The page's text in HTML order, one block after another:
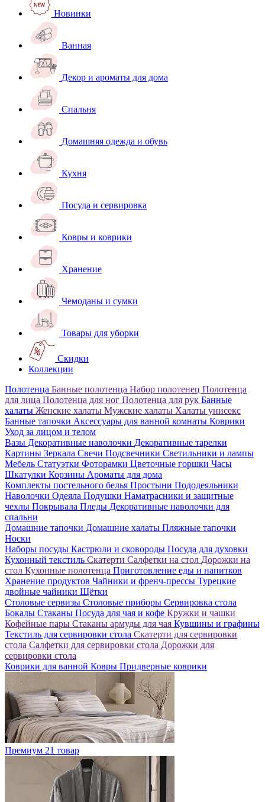
Новинки
Ванная
Декор и ароматы для дома
Спальня
Домашняя одежда и обувь
Кухня
Посуда и сервировка
Ковры и коврики
Хранение
Чемоданы и сумки
Товары для уборки
Скидки
Коллекции
Полотенца Банные полотенца Набор полотенец Полотенца
для лица Полотенца для ног Полотенца для рук Банные
халаты Женские халаты Мужские халаты Халаты унисекс
Банные тапочки Аксессуары для ванной комнаты Коврики
Уход за лицом и телом
Вазы Декоративные наволочки Декоративные тарелки
Картины Зеркала Свечи Подсвечники Светильники и лампы
Мебель Статуэтки Фоторамки Цветочные горшки Часы
Шкатулки Корзины Ароматы для дома
Комплекты постельного белья Простыни Пододеяльники
Наволочки Одеяла Подушки Наматрасники и защитные
чехлы Покрывала Пледы Декоративные наволочки для
спальни
Домашние тапочки Домашние халаты Пляжные тапочки
Носки
Наборы посуды Кастрюли и сковороды Посуда для духовки
Кухонный текстиль Скатерти Салфетки на стол Дорожки на
стол Кухонные полотенца Приготовление еды и напитков
Хранение продуктов Чайники и френч-прессы Турецкие
двойные чайники Щётки
Столовые сервизы Столовые приборы Сервировка стола
Бокалы Стаканы Посуда для чая и кофе Кружки и чашки
Кофейные пары Стаканы армуды для чая Кувшины и графины
Текстиль для сервировки стола Скатерти для сервировки
стола Салфетки для сервировки стола Дорожки для
сервировки стола
Коврики для ванной Ковры Придверные коврики
Премиум 21 товар